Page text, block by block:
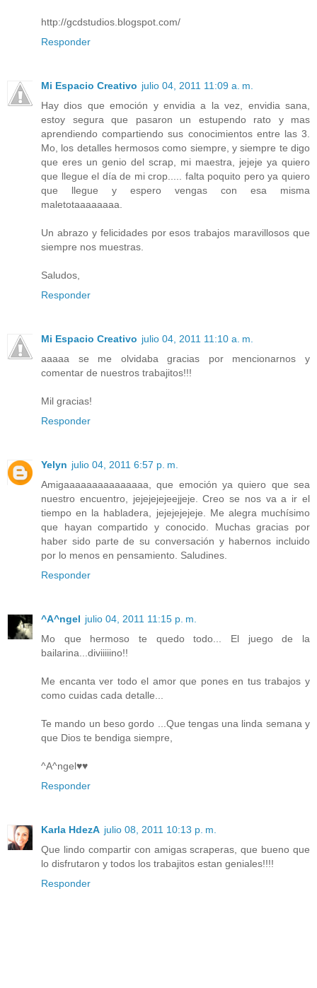
http://gcdstudios.blogspot.com/
Responder
Mi Espacio Creativo julio 04, 2011 11:09 a. m.
Hay dios que emoción y envidia a la vez, envidia sana,
estoy segura que pasaron un estupendo rato y mas
aprendiendo compartiendo sus conocimientos entre las 3.
Mo, los detalles hermosos como siempre, y siempre te digo
que eres un genio del scrap, mi maestra, jejeje ya quiero
que llegue el día de mi crop..... falta poquito pero ya quiero
que llegue y espero vengas con esa misma
maletotaaaaaaaa.
Un abrazo y felicidades por esos trabajos maravillosos que
siempre nos muestras.
Saludos,
Responder
Mi Espacio Creativo julio 04, 2011 11:10 a. m.
aaaaa se me olvidaba gracias por mencionarnos y
comentar de nuestros trabajitos!!!
Mil gracias!
Responder
Yelyn julio 04, 2011 6:57 p. m.
Amigaaaaaaaaaaaaaaa, que emoción ya quiero que sea
nuestro encuentro, jejejejejeejjeje. Creo se nos va a ir el
tiempo en la habladera, jejejejejeje. Me alegra muchísimo
que hayan compartido y conocido. Muchas gracias por
haber sido parte de su conversación y habernos incluido
por lo menos en pensamiento. Saludines.
Responder
^A^ngel julio 04, 2011 11:15 p. m.
Mo que hermoso te quedo todo... El juego de la
bailarina...diviiiiino!!
Me encanta ver todo el amor que pones en tus trabajos y
como cuidas cada detalle...
Te mando un beso gordo ...Que tengas una linda semana y
que Dios te bendiga siempre,
^A^ngel♥♥
Responder
Karla HdezA julio 08, 2011 10:13 p. m.
Que lindo compartir con amigas scraperas, que bueno que
lo disfrutaron y todos los trabajitos estan geniales!!!!
Responder